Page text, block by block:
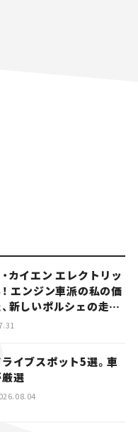
カイエン エレクトリッ
エンジン車派の私の価
新しいポルシェの走
イブスポット5選。車
選